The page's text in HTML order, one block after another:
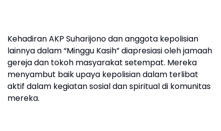
Kehadiran AKP Suharijono dan anggota kepolisian
lainnya dalam “Minggu Kasih” diapresiasi oleh jamaah
gereja dan tokoh masyarakat setempat. Mereka
menyambut baik upaya kepolisian dalam terlibat
aktif dalam kegiatan sosial dan spiritual di komunitas
mereka.